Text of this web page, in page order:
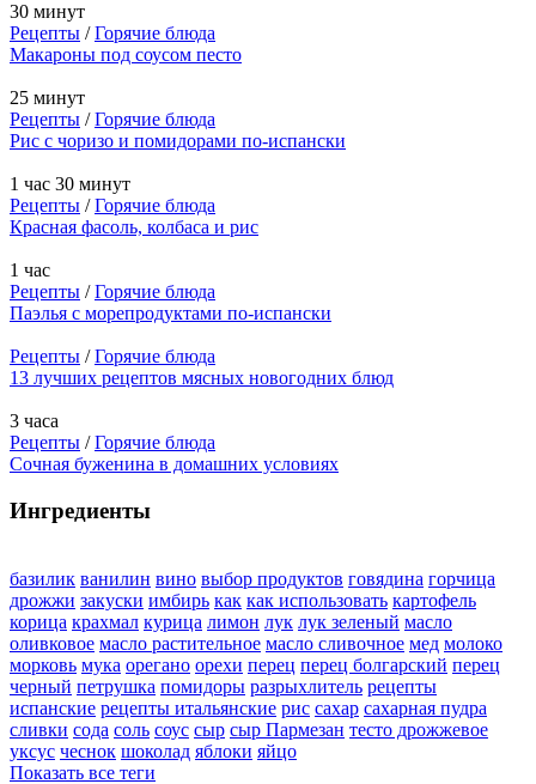
30 минут
Рецепты /Горячие блюда
Макароны под соусом песто
25 минут
Рецепты /Горячие блюда
Рис с чоризо и помидорами по-испански
1 час 30 минут
Рецепты /Горячие блюда
Красная фасоль, колбаса и рис
1 час
Рецепты /Горячие блюда
Паэлья с морепродуктами по-испански
Рецепты /Горячие блюда
13 лучших рецептов мясных новогодних блюд
3 часа
Рецепты /Горячие блюда
Сочная буженина в домашних условиях
Ингредиенты
базилик ванилин вино выбор продуктов говядина горчица
дрожжи закуски имбирь как как использовать картофель
корица крахмал курица лимон лук лук зеленый масло
оливковое масло растительное масло сливочное мед молоко
морковь мука орегано орехи перец перец болгарский перец
черный петрушка помидоры разрыхлитель рецепты
испанские рецепты итальянские рис сахар сахарная пудра
сливки сода соль соус сыр сыр Пармезан тесто дрожжевое
уксус чеснок шоколад яблоки яйцо
Показать все теги